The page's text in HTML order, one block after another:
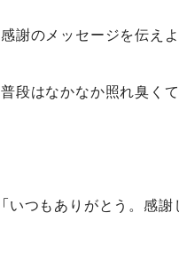
感謝のメッセージを伝え
普段はなかなか照れ臭く
「いつもありがとう。感謝